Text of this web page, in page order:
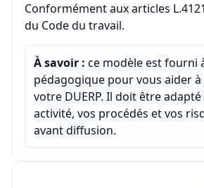
Conformément aux articles
du Code du travail.
À savoir : ce modèle est fourni
pédagogique pour vous aider
votre DUERP. Il doit être
activité, vos procédés et vos
avant diffusion.